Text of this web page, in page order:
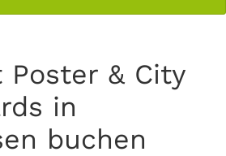
Poster & City
in
buchen